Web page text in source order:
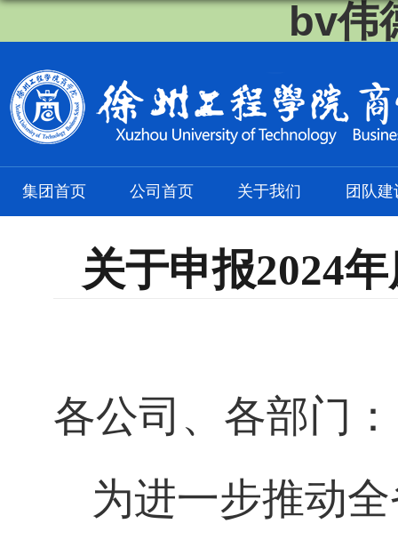
bv伟
集团首页 公司首页 关于我们 团队建
关于申报2024
各公司、各部门：
为进一步推动